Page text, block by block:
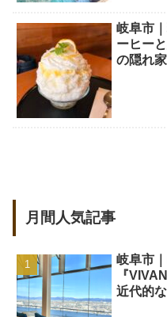
岐阜市
ーヒー
の隠れ
月間人気記事
岐阜市
『
近代的